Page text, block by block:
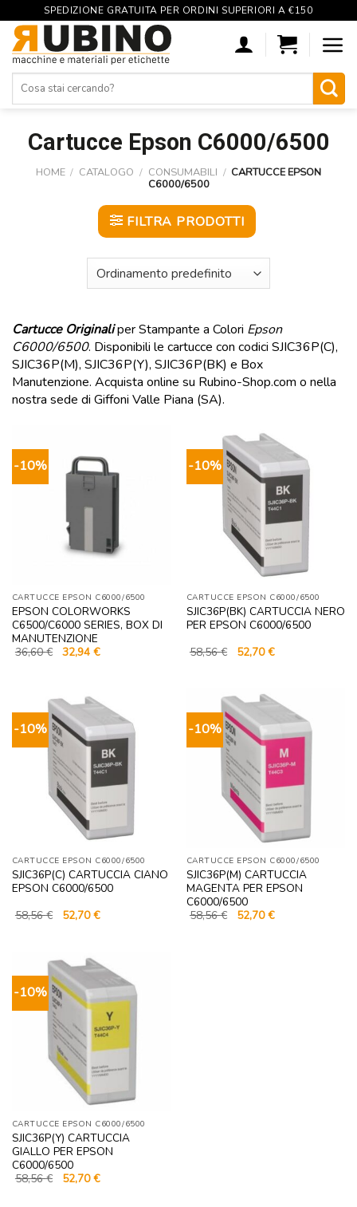
SPEDIZIONE GRATUITA PER ORDINI SUPERIORI A €150
Skip
content
Cartucce Epson C6000/6500
HOME / CATALOGO / CONSUMABILI / CARTUCCE EPSON
C6000/6500
FILTRA PRODOTTI
Cartucce Originaliper Stampante a Colori Epson
C6000/6500. Disponibili le cartucce con codici SJIC36P(C),
SJIC36P(M), SJIC36P(Y), SJIC36P(BK) e Box
Manutenzione. Acquista online su Rubino-Shop.com o nella
nostra sede di Giffoni Valle Piana (SA).
-10%
CARTUCCE EPSON C6000/6500
EPSON COLORWORKS
C6500/C6000 SERIES, BOX DI
MANUTENZIONE
36,60€ Il
prezzo
36,60 €.
32,94€Il
-10%
CARTUCCE EPSON C6000/6500
SJIC36P(BK) CARTUCCIA NERO
PER EPSON C6000/6500
58,56€ Il
prezzo
58,56 €.
52,70€Il
-10%
CARTUCCE EPSON C6000/6500
SJIC36P(C) CARTUCCIA CIANO
EPSON C6000/6500
58,56€ Il
prezzo
58,56 €.
52,70€Il
-10%
CARTUCCE EPSON C6000/6500
SJIC36P(M) CARTUCCIA
MAGENTA PER EPSON
C6000/6500
58,56€ Il
prezzo
52,70€Il
-10%
CARTUCCE EPSON C6000/6500
SJIC36P(Y) CARTUCCIA
GIALLO PER EPSON
C6000/6500
58,56€ Il
prezzo
52,70€Il